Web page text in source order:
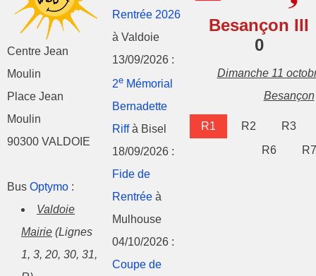
Centre Jean
Moulin
Place Jean
Moulin
90300 VALDOIE
Bus Optymo :
Valdoie
Mairie (Lignes
1, 3, 20, 30, 31,
Rentrée 2026
à Valdoie
13/09/2026 :
2e Mémorial
Bernadette
Riffà Bisel
18/09/2026 :
Fide de
Rentrée à
Mulhouse
04/10/2026 :
Coupe de
Besançon III
0
Dimanche 11
Besançon
R1 R2
R3
R6
R7